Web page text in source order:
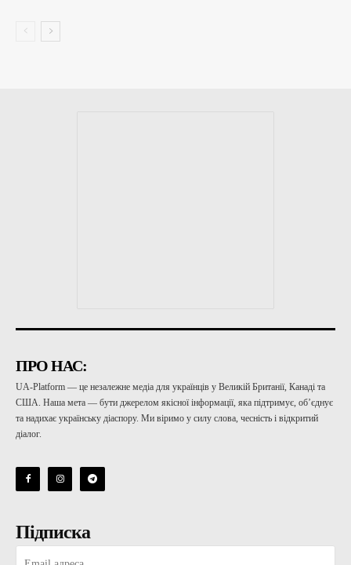
ПРО НАС:
UA-Platform — це незалежне медіа для українців у Великій Британії, Канаді та
США. Наша мета — бути джерелом якісної інформації, яка підтримує, об’єднує
та надихає українську діаспору. Ми віримо у силу слова, чесність і відкритий
діалог.
Підписка